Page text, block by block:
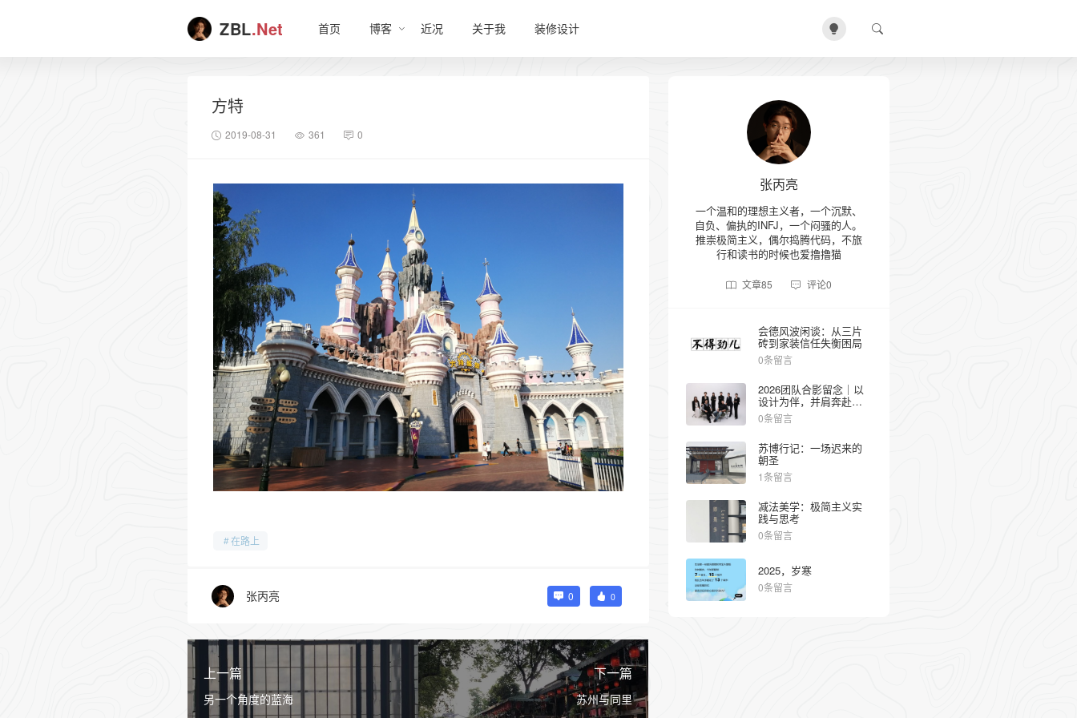
ZBL.Net 首页 博客 近况 关于我 装修设计
方特
2019-08-31 361 0
在路上
张丙亮 0 0
上一篇
另一个角度的蓝海
下一篇
苏州与同里
张丙亮
一个温和的理想主义者，一个沉默、
自负、偏执的INFJ，一个闷骚的人。
推崇极简主义，偶尔捣腾代码，不旅
行和读书的时候也爱撸撸猫
文章85 评论0
会德风波闲谈：从三片
砖到家装信任失衡困局
0条留言
2026团队合影留念｜以
设计为伴，并肩奔赴热
爱
0条留言
苏博行记：一场迟来的
朝圣
1条留言
减法美学：极简主义实
践与思考
0条留言
2025，岁寒
0条留言